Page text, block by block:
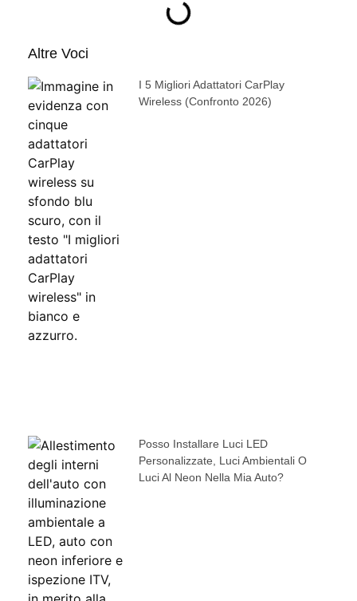
Altre Voci
I 5 Migliori Adattatori CarPlay
Wireless (confronto 2026)
Posso Installare Luci LED
Personalizzate, Luci Ambientali O
Luci Al Neon Nella Mia Auto?